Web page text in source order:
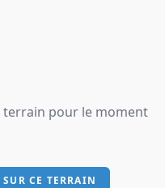
terrain pour le moment
CE TERRAIN